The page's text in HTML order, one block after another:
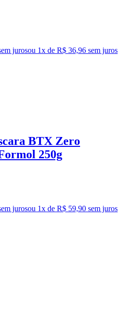
jurosou 1x de R$ 36,96 sem juros
BTX Zero
250g
jurosou 1x de R$ 59,90 sem juros